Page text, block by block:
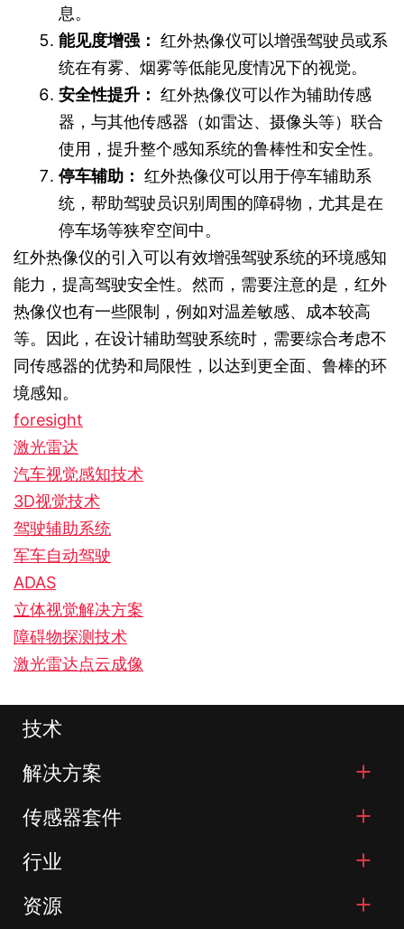
息。
能见度增强： 红外热像仪可以增强驾驶员或系
统在有雾、烟雾等低能见度情况下的视觉。
安全性提升： 红外热像仪可以作为辅助传感
器，与其他传感器（如雷达、摄像头等）联合
使用，提升整个感知系统的鲁棒性和安全性。
停车辅助： 红外热像仪可以用于停车辅助系
统，帮助驾驶员识别周围的障碍物，尤其是在
停车场等狭窄空间中。
红外热像仪的引入可以有效增强驾驶系统的环境感知
能力，提高驾驶安全性。然而，需要注意的是，红外
热像仪也有一些限制，例如对温差敏感、成本较高
等。因此，在设计辅助驾驶系统时，需要综合考虑不
同传感器的优势和局限性，以达到更全面、鲁棒的环
境感知。
foresight
激光雷达
汽车视觉感知技术
3D视觉技术
驾驶辅助系统
军车自动驾驶
ADAS
立体视觉解决方案
障碍物探测技术
激光雷达点云成像
技术
解决方案
传感器套件
行业
资源